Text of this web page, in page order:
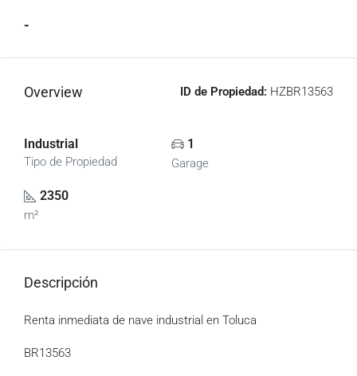
-
Overview ID de Propiedad: HZBR13563
Industrial
Tipo de Propiedad
1
Garage
2350
m²
Descripción
Renta inmediata de nave industrial en Toluca
BR13563